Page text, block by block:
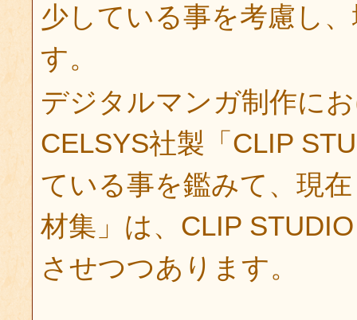
少している事を考慮し
す。
デジタルマンガ制作に
CELSYS社製「CLIP
ている事を鑑みて、現
材集」は、CLIP
させつつあります。